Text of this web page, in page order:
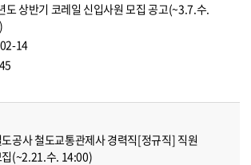
도 상반기 코레일 신입사원 모집 공고(~3.7.수.
14
공사 철도교통관제사 경력직[정규직] 직원
(~2.21.수. 14:00)